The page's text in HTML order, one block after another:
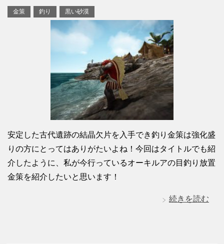
金策 釣り 黒い砂漠
安定した古代遺跡の結晶欠片を入手でき釣り金策は強化盛
りの方にとってはありがたいよね！今回はタイトルでも紹
介したように、私が今行っているオーキルアの目釣り放置
金策を紹介したいと思います！
続きを読む